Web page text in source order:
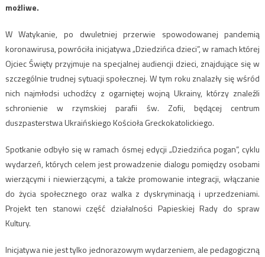
możliwe.
W Watykanie, po dwuletniej przerwie spowodowanej pandemią
koronawirusa, powróciła inicjatywa „Dziedzińca dzieci”, w ramach której
Ojciec Święty przyjmuje na specjalnej audiencji dzieci, znajdujące się w
szczególnie trudnej sytuacji społecznej. W tym roku znalazły się wśród
nich najmłodsi uchodźcy z ogarniętej wojną Ukrainy, którzy znaleźli
schronienie w rzymskiej parafii św. Zofii, będącej centrum
duszpasterstwa Ukraińskiego Kościoła Greckokatolickiego.
Spotkanie odbyło się w ramach ósmej edycji „Dziedzińca pogan”, cyklu
wydarzeń, których celem jest prowadzenie dialogu pomiędzy osobami
wierzącymi i niewierzącymi, a także promowanie integracji, włączanie
do życia społecznego oraz walka z dyskryminacją i uprzedzeniami.
Projekt ten stanowi część działalności Papieskiej Rady do spraw
Kultury.
Inicjatywa nie jest tylko jednorazowym wydarzeniem, ale pedagogiczną